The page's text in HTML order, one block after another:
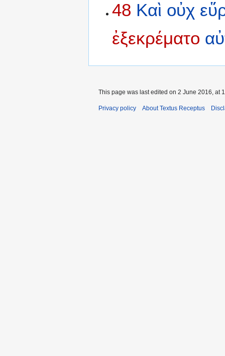
48 Καὶ οὐχ
ἐξεκρέματο
This page was last edited on 2 June 2016, at
Privacy policy About Textus Receptus